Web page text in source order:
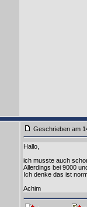
Geschrieben am
Hallo,
ich musste auch
Allerdings bei 9000
Ich denke das ist
Achim